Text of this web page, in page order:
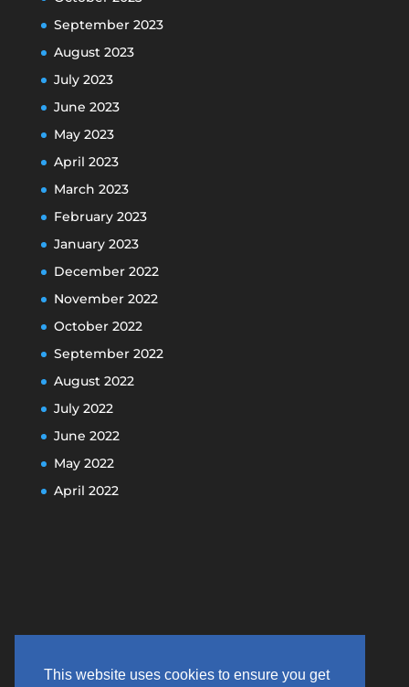
This website uses cookies to ensure you get
September 2023
August 2023
July 2023
June 2023
May 2023
April 2023
March 2023
February 2023
January 2023
December 2022
November 2022
October 2022
September 2022
August 2022
July 2022
June 2022
May 2022
April 2022